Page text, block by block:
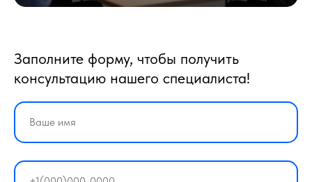
Заполните форму, чтобы получить
консультацию нашего специалиста!